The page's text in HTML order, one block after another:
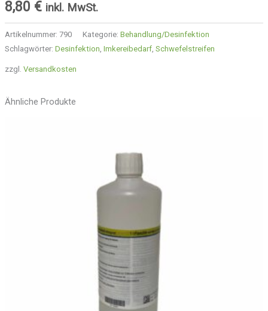
8,80 € inkl. MwSt.
Artikelnummer: 790 Kategorie: Behandlung/Desinfektion
Schlagwörter: Desinfektion Imkereibedarf, Schwefelstreifen
zzgl. Versandkosten
Ähnliche Produkte